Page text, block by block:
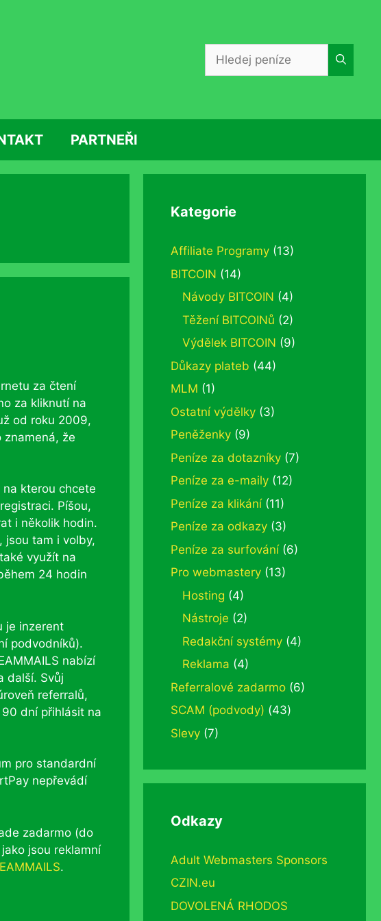
PARTNEŘI
za čtení
za kliknutí na
od roku 2009,
že
na kterou chcete
Píšou,
i několik hodin.
jsou tam i volby,
využít na
24 hodin
je inzerent
podvodníků).
nabízí
další. Svůj
referralů,
dní přihlásit na
pro standardní
nepřevádí
zadarmo (do
jsou reklamní
.
Kategorie
Affiliate Programy (13)
BITCOIN (14)
Návody BITCOIN (4)
Těžení BITCOINů (2)
Výdělek BITCOIN (9)
Důkazy plateb (44)
MLM (1)
Ostatní výdělky (3)
Peněženky (9)
Peníze za dotazníky (7)
Peníze za e-maily (12)
Peníze za klikání(11)
Peníze za odkazy (3)
Peníze za surfování(6)
Pro webmastery (13)
Hosting (4)
Nástroje (2)
Redakční systémy (4)
Reklama (4)
Referralové zadarmo (6)
SCAM (podvody) (43)
Slevy (7)
Odkazy
Adult Webmasters Sponsors
CZIN.eu
DOVOLENÁ RHODOS